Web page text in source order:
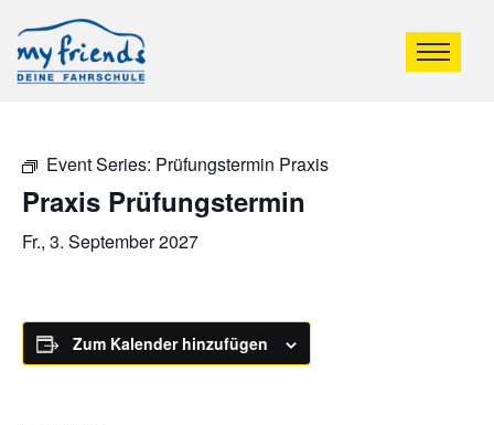
Event Series: Prüfungstermin Praxis
Praxis Prüfungstermin
Fr., 3. September 2027
Zum Kalender hinzufügen